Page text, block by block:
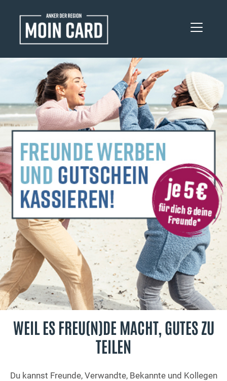
WEIL ES FREU(N)DE MACHT, GUTES ZU
TEILEN
Du kannst Freunde, Verwandte, Bekannte und Kollegen